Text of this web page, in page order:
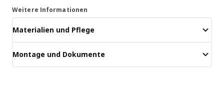
Weitere Informationen
Materialien und Pflege
Montage und Dokumente